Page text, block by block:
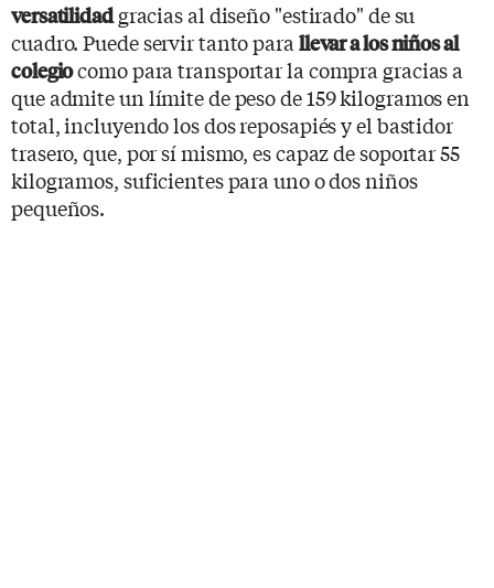
versatilidadgracias al diseño "estirado" de su
cuadro. Puede servir tanto para llevar a los niños al
colegiocomo para transportar la compra gracias a
que admite un límite de peso de 159 kilogramos en
total, incluyendo los dos reposapiés y el bastidor
trasero, que, por sí mismo, es capaz de soportar 55
kilogramos, suficientes para uno o dos niños
pequeños.